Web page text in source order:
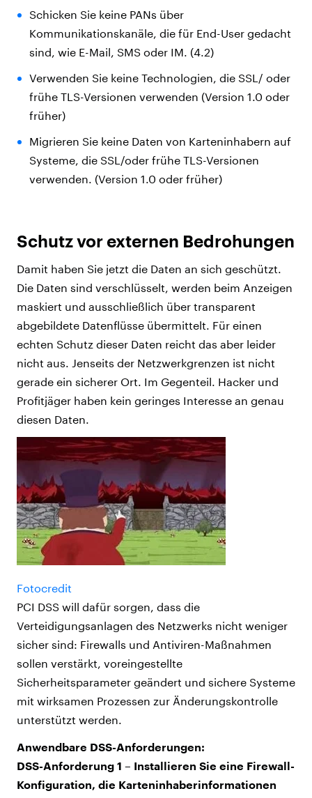
Schicken Sie keine PANs über
Kommunikationskanäle, die für End-User gedacht
sind, wie E-Mail, SMS oder IM. (4.2)
Verwenden Sie keine Technologien, die SSL/ oder
frühe TLS-Versionen verwenden (Version 1.0 oder
früher)
Migrieren Sie keine Daten von Karteninhabern auf
Systeme, die SSL/oder frühe TLS-Versionen
verwenden. (Version 1.0 oder früher)
Schutz vor externen Bedrohungen
Damit haben Sie jetzt die Daten an sich geschützt.
Die Daten sind verschlüsselt, werden beim Anzeigen
maskiert und ausschließlich über transparent
abgebildete Datenflüsse übermittelt. Für einen
echten Schutz dieser Daten reicht das aber leider
nicht aus. Jenseits der Netzwerkgrenzen ist nicht
gerade ein sicherer Ort. Im Gegenteil. Hacker und
Profitjäger haben kein geringes Interesse an genau
diesen Daten.
Fotocredit
PCI DSS will dafür sorgen, dass die
Verteidigungsanlagen des Netzwerks nicht weniger
sicher sind: Firewalls und Antiviren-Maßnahmen
sollen verstärkt, voreingestellte
Sicherheitsparameter geändert und sichere Systeme
mit wirksamen Prozessen zur Änderungskontrolle
unterstützt werden.
Anwendbare DSS-Anforderungen:
DSS-Anforderung 1 – Installieren Sie eine Firewall-
Konfiguration, die Karteninhaberinformationen